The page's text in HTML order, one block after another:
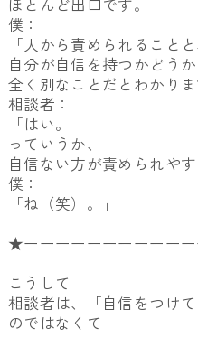
ほとんど出口です。
僕：
「人から責められることと
自分が自信を持つかどう
全く別なことだとわかりま
相談者：
「はい。
っていうか、
自信ない方が責められや
僕：
「ね（笑）。」
★ーーーーーーーーーー
こうして
相談者は、「自信をつけて
のではなくて